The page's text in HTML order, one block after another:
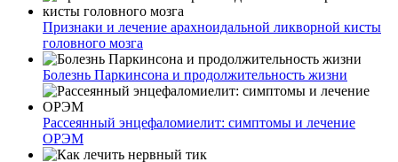
Признаки и лечение арахноидальной ликворной кисты
головного мозга
Болезнь Паркинсона и продолжительность жизни
Рассеянный энцефаломиелит: симптомы и лечение
ОРЭМ